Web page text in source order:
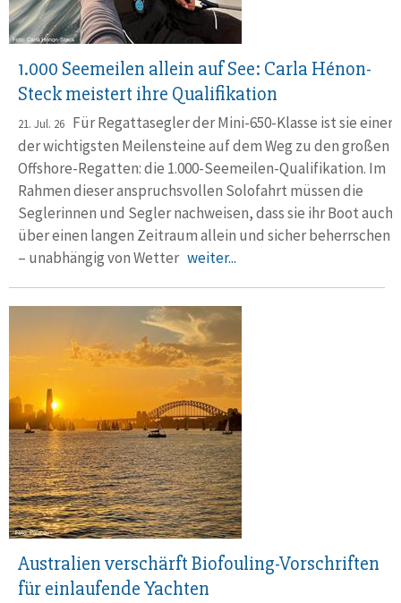
1.000 Seemeilen allein auf See: Carla Hénon-
Steck meistert ihre Qualifikation
21. Jul. 26 Für Regattasegler der Mini-650-Klasse ist sie einer
der wichtigsten Meilensteine auf dem Weg zu den großen
Offshore-Regatten: die 1.000-Seemeilen-Qualifikation. Im
Rahmen dieser anspruchsvollen Solofahrt müssen die
Seglerinnen und Segler nachweisen, dass sie ihr Boot auch
über einen langen Zeitraum allein und sicher beherrschen
– unabhängig von Wetter weiter...
Australien verschärft Biofouling-Vorschriften
für einlaufende Yachten